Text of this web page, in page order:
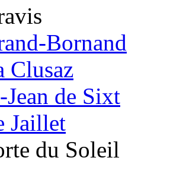
Bornand
Clusaz
Jean de Sixt
Jaillet
du Soleil